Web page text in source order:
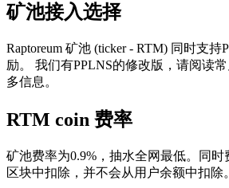
矿池接入选择
Raptoreum 矿池 (ticker - RTM) 同时支持
励。 我们有PPLNS的修改版，请阅读
多信息。
RTM coin 费率
矿池费率为0.9%，抽水全网最低。同
区块中扣除，并不会从用户余额中扣除。